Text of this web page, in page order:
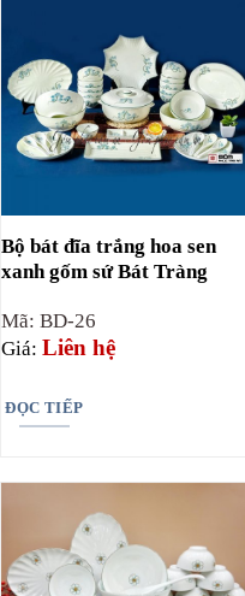
Bộ bát đĩa trắng hoa sen
xanh gốm sứ Bát Tràng
Mã: BD-26
Giá:Liên hệ
ĐỌC TIẾP